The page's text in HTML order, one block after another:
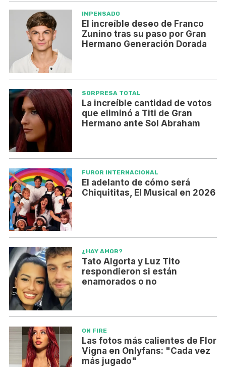
IMPENSADO
El increíble deseo de Franco
Zunino tras su paso por Gran
Hermano Generación Dorada
SORPRESA TOTAL
La increíble cantidad de votos
que eliminó a Titi de Gran
Hermano ante Sol Abraham
FUROR INTERNACIONAL
El adelanto de cómo será
Chiquititas, El Musical en 2026
¿HAY AMOR?
Tato Algorta y Luz Tito
respondieron si están
enamorados o no
ON FIRE
Las fotos más calientes de Flor
Vigna en Onlyfans: "Cada vez
más jugado"